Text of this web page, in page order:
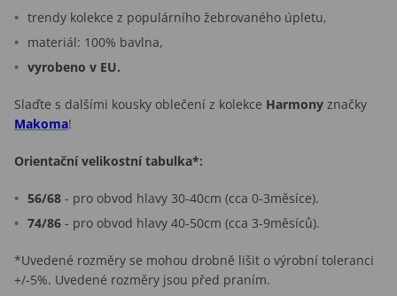
trendy kolekce z populárního žebrovaného úpletu,
materiál: 100% bavlna,
vyrobeno v EU.
Slaďte s dalšími kousky oblečení z kolekce Harmony značky
Makoma!
Orientační velikostní tabulka*:
56/68 - pro obvod hlavy 30-40cm (cca 0-3měsíce).
74/86 - pro obvod hlavy 40-50cm (cca 3-9měsíců).
*Uvedené rozměry se mohou drobně lišit o výrobní toleranci
+/-5%. Uvedené rozměry jsou před praním.